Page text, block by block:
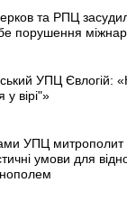
та РПЦ
порушення
УПЦ Євлогій:
у вірі"»
УПЦ митрополит
умови для